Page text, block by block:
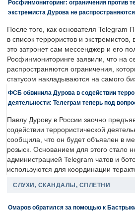
Росфинмониторинг: ограничения против
экстремиста Дурова не
После того, как основателя Telegram
в список террористов и экстремистов,
это затронет сам мессенджер и его
Росфинмониторинге заявили, что на
распространяются ограничения,
статусом накладываются на самого
ФСБ обвинила Дурова в содействии
деятельности: Телеграм теперь под
Павлу Дурову в России заочно
содействии террористической
сообщила, что он будет объявлен в
розыск. Основанием для этого стало
администрацией Telegram чатов и
используются для координации
СЛУХИ, СКАНДАЛЫ, СПЛЕТНИ
Омаров обратился за помощью к